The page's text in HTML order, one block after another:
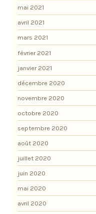
mai 2021
avril 2021
mars 2021
février 2021
janvier 2021
décembre 2020
novembre 2020
octobre 2020
septembre 2020
août 2020
juillet 2020
juin 2020
mai 2020
avril 2020